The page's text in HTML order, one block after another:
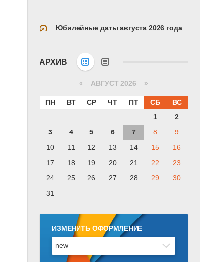
Юбилейные даты августа 2026 года
АРХИВ
« АВГУСТ 2026 »
ПН ВТ СР ЧТ ПТ СБ
ВС
1
2
3
4 5 6 7 8
9
10
11 12 13 14 15
16
17
18 19 20 21 22
23
24
25 26 27 28 29
30
31
ИЗМЕНИТЬ ОФОРМЛЕНИЕ